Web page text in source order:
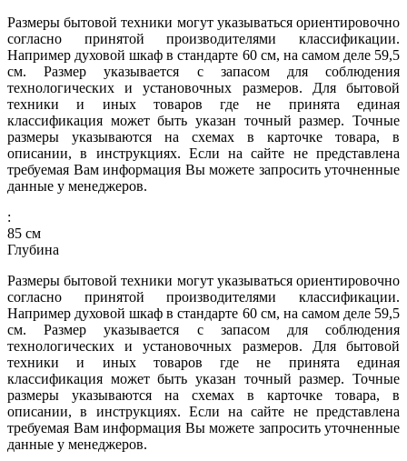
Размеры бытовой техники могут указываться ориентировочно
согласно принятой производителями классификации.
Например духовой шкаф в стандарте 60 см, на самом деле 59,5
см. Размер указывается с запасом для соблюдения
технологических и установочных размеров. Для бытовой
техники и иных товаров где не принята единая
классификация может быть указан точный размер. Точные
размеры указываются на схемах в карточке товара, в
описании, в инструкциях. Если на сайте не представлена
требуемая Вам информация Вы можете запросить уточненные
данные у менеджеров.
:
85 см
Глубина
Размеры бытовой техники могут указываться ориентировочно
согласно принятой производителями классификации.
Например духовой шкаф в стандарте 60 см, на самом деле 59,5
см. Размер указывается с запасом для соблюдения
технологических и установочных размеров. Для бытовой
техники и иных товаров где не принята единая
классификация может быть указан точный размер. Точные
размеры указываются на схемах в карточке товара, в
описании, в инструкциях. Если на сайте не представлена
требуемая Вам информация Вы можете запросить уточненные
данные у менеджеров.